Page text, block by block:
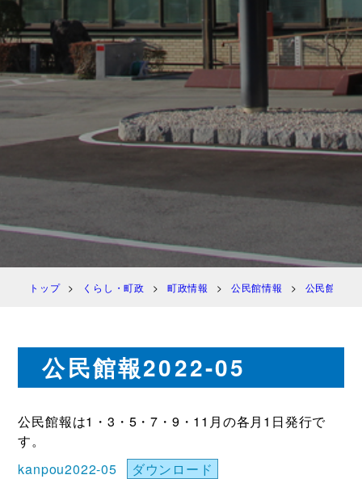
トップ くらし・町政 町政情報 公民館情報 公民館報
公民館報2022-05
公民館報は1・3・5・7・9・11月の各月1日発行で
す。
kanpou2022-05
ダウンロード